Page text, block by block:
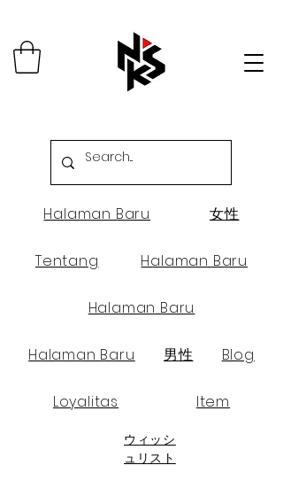
Halaman Baru 女性
Tentang Halaman Baru
Halaman Baru
Halaman Baru 男性 Blog
Loyalitas Item
ウィッシ
ュリスト